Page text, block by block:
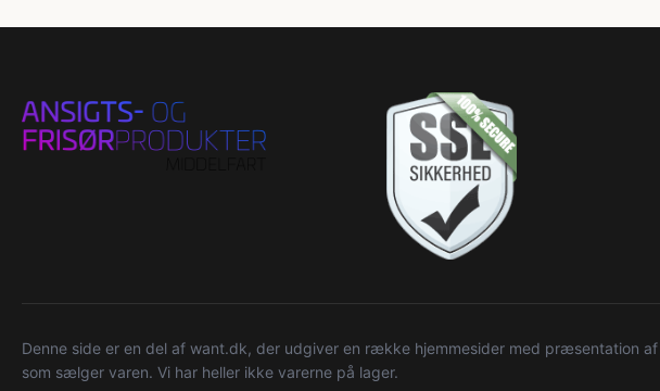
Denne side er en del af want.dk, der udgiver en række hjemmesider med præsentation
som sælger varen. Vi har heller ikke varerne på lager.